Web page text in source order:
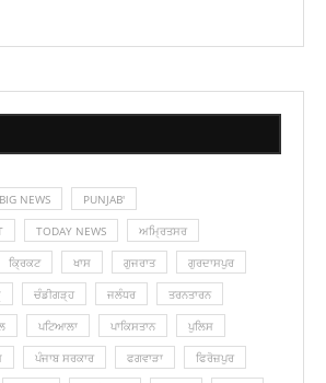
BIG NEWS PUNJAB'
TODAY NEWS ਅਮ੍ਰਿਤਸਰ
ਕ੍ਰਿਕਟ ਖਾਸ ਗੁਜਰਾਤ ਗੁਰਦਾਸਪੁਰ
ਚੰਡੀਗੜ੍ਹ ਜਲੰਧਰ ਤਰਨਤਾਰਨ
ਪਟਿਆਲਾ ਪਾਕਿਸਤਾਨ ਪੁਲਿਸ
ਪੰਜਾਬ ਸਰਕਾਰ ਫਗਵਾੜਾ ਫਿਰੋਜ਼ਪੁਰ